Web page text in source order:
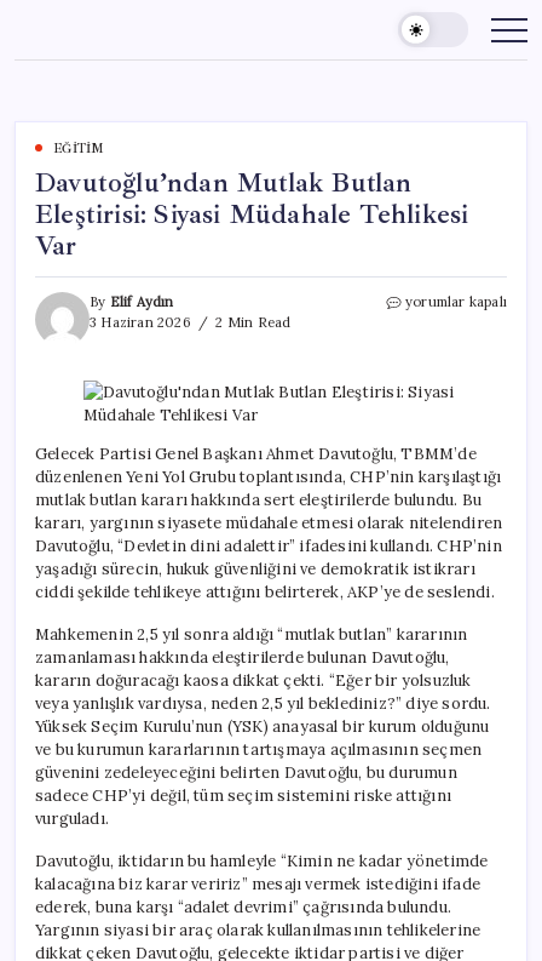
content
EĞITIM
Davutoğlu’ndan Mutlak Butlan
Eleştirisi: Siyasi Müdahale Tehlikesi
Var
By Elif Aydın
3 Haziran 2026
2 Min Read
Davutoğlu’ndan
Siyasi
Müdahale
Var
için
yorumlar kapalı
Gelecek Partisi Genel Başkanı Ahmet Davutoğlu, TBMM’de
düzenlenen Yeni Yol Grubu toplantısında, CHP’nin karşılaştığı
mutlak butlan kararı hakkında sert eleştirilerde bulundu. Bu
kararı, yargının siyasete müdahale etmesi olarak nitelendiren
Davutoğlu, “Devletin dini adalettir” ifadesini kullandı. CHP’nin
yaşadığı sürecin, hukuk güvenliğini ve demokratik istikrarı
ciddi şekilde tehlikeye attığını belirterek, AKP’ye de seslendi.
Mahkemenin 2,5 yıl sonra aldığı “mutlak butlan” kararının
zamanlaması hakkında eleştirilerde bulunan Davutoğlu,
kararın doğuracağı kaosa dikkat çekti. “Eğer bir yolsuzluk
veya yanlışlık vardıysa, neden 2,5 yıl beklediniz?” diye sordu.
Yüksek Seçim Kurulu’nun (YSK) anayasal bir kurum olduğunu
ve bu kurumun kararlarının tartışmaya açılmasının seçmen
güvenini zedeleyeceğini belirten Davutoğlu, bu durumun
sadece CHP’yi değil, tüm seçim sistemini riske attığını
vurguladı.
Davutoğlu, iktidarın bu hamleyle “Kimin ne kadar yönetimde
kalacağına biz karar veririz” mesajı vermek istediğini ifade
ederek, buna karşı “adalet devrimi” çağrısında bulundu.
Yargının siyasi bir araç olarak kullanılmasının tehlikelerine
dikkat çeken Davutoğlu, gelecekte iktidar partisi ve diğer